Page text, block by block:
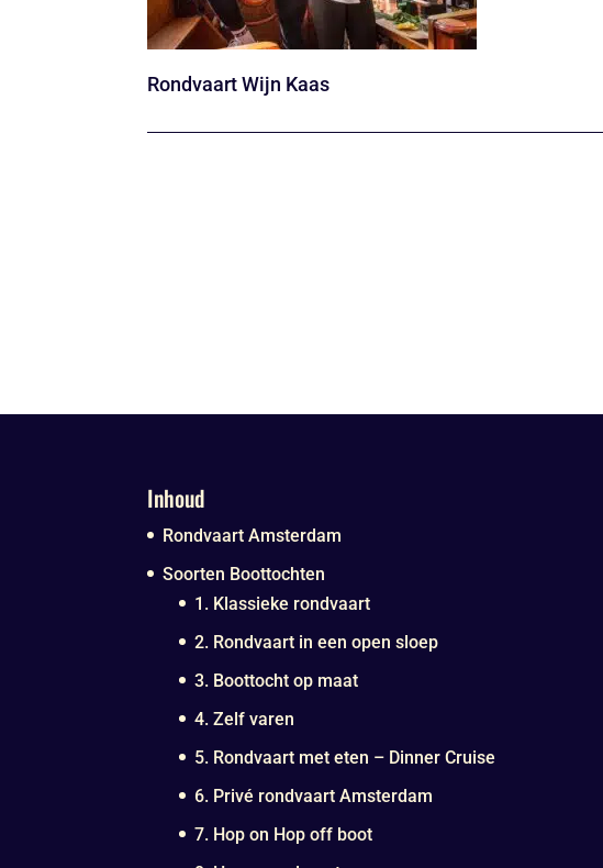
Rondvaart Wijn Kaas
Inhoud
Rondvaart Amsterdam
Soorten Boottochten
1. Klassieke rondvaart
2. Rondvaart in een open sloep
3. Boottocht op maat
4. Zelf varen
5. Rondvaart met eten – Dinner Cruise
6. Privé rondvaart Amsterdam
7. Hop on Hop off boot